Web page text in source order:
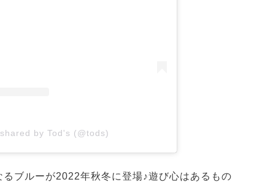
by Tod's (@tods)
ブルーが2022年秋冬に登場♪遊び心はあるもの